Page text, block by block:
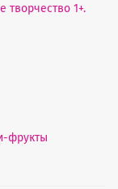
1+.
фрукты